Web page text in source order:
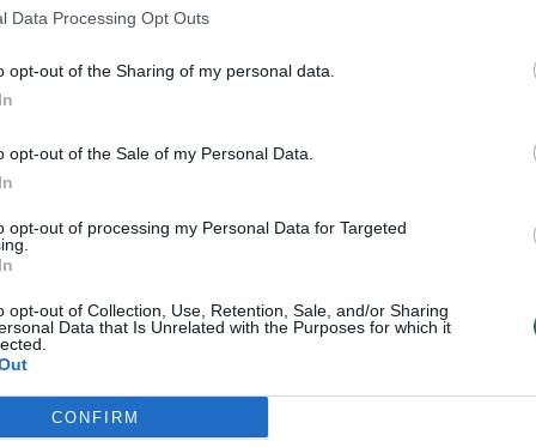
Data Processing Opt Outs
opt-out of the Sharing of my personal data.
opt-out of the Sale of my Personal Data.
opt-out of processing my Personal Data for Targeted
opt-out of Collection, Use, Retention, Sale, and/or Sharing
Data that Is Unrelated with the Purposes for which it
CONFIRM
Karšta A. Kasparavičiaus ir Ž Pavilionio
diskusija: Rusija – Europos šeimos narė?
pavojingą įprotį: tą daro daugiau nei pusė